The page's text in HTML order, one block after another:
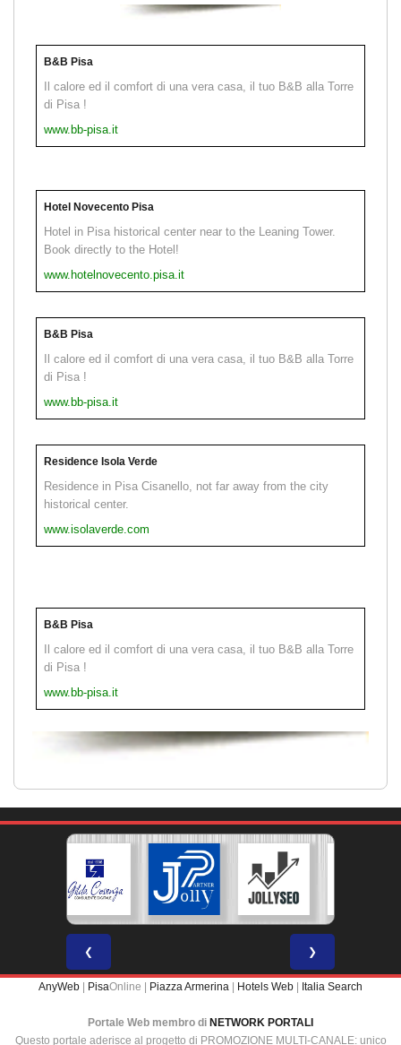
B&B Pisa
Il calore ed il comfort di una vera casa, il tuo B&B alla Torre
di Pisa !
www.bb-pisa.it
Hotel Novecento Pisa
Hotel in Pisa historical center near to the Leaning Tower.
Book directly to the Hotel!
www.hotelnovecento.pisa.it
B&B Pisa
Il calore ed il comfort di una vera casa, il tuo B&B alla Torre
di Pisa !
www.bb-pisa.it
Residence Isola Verde
Residence in Pisa Cisanello, not far away from the city
historical center.
www.isolaverde.com
B&B Pisa
Il calore ed il comfort di una vera casa, il tuo B&B alla Torre
di Pisa !
www.bb-pisa.it
❮ ❯
AnyWeb PisaOnline | Piazza Armerina Hotels Web Italia Search
Portale Web membro di NETWORK PORTALI
Questo portale aderisce al progetto di PROMOZIONE MULTI-CANALE: unico